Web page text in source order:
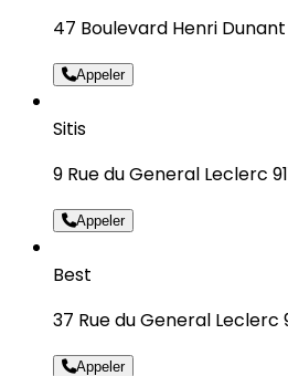
47 Boulevard Henri
Appeler
Sitis
9 Rue du General Leclerc
Appeler
Best
37 Rue du General Leclerc
Appeler